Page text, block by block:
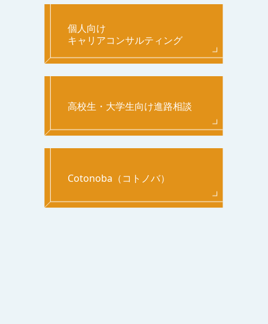
個人向け
キャリアコンサルティング
高校生・大学生向け進路相談
Cotonoba（コトノバ）